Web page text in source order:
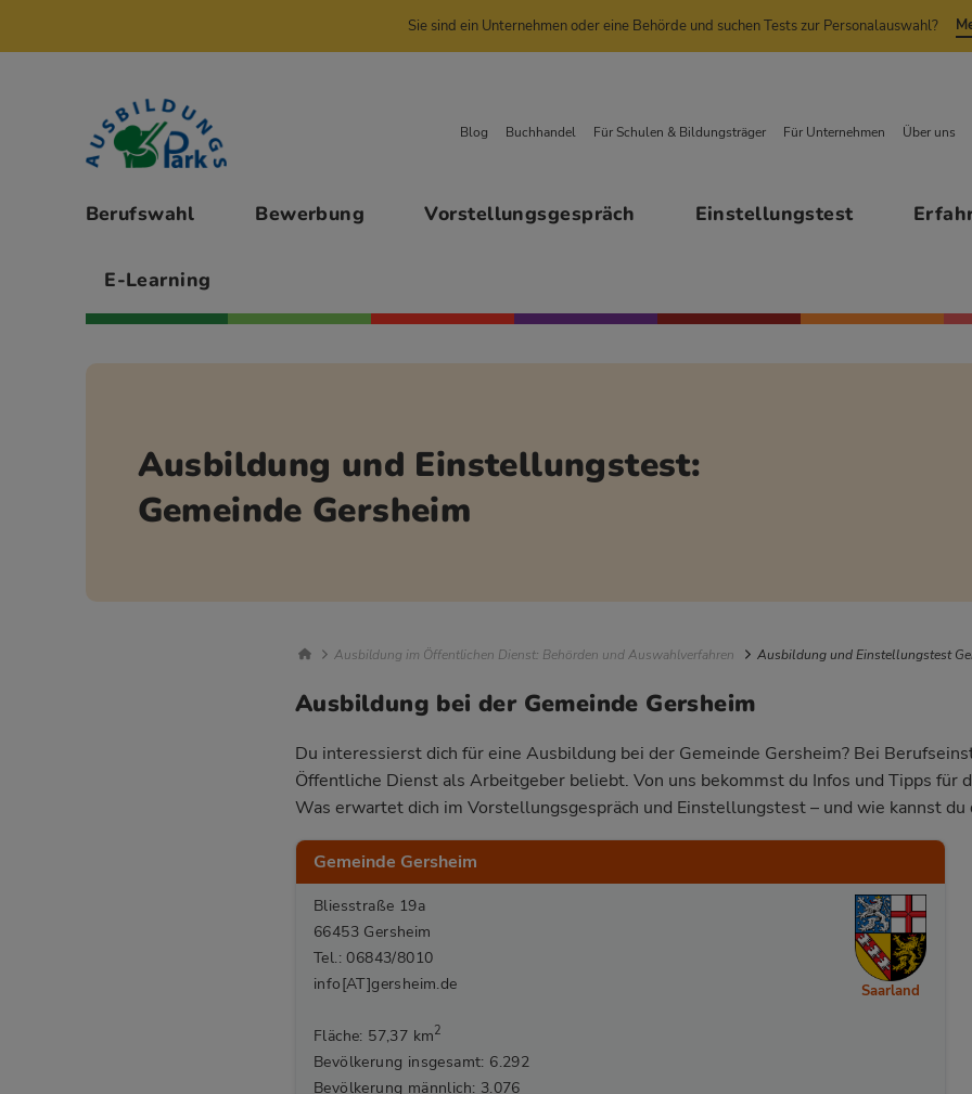
Sie sind ein Unternehmen oder eine Behörde und suchen Tests zur Personalauswahl?
Berufswahl Bewerbung Vorstellungsgespräch Einstellungstest
E-Learning
Blog Buchhandel Für Schulen & Bildungsträger Für Unternehmen Über uns
Ausbildung und Einstellungstest:
Gemeinde Gersheim
Breadcrumb Navigation
Ausbildung im Öffentlichen Dienst: Behörden und Auswahlverfahren Ausbildung und Einstellungstest
Ausbildung bei der Gemeinde Gersheim
Du interessierst dich für eine Ausbildung bei der Gemeinde Gersheim? Bei
Öffentliche Dienst als Arbeitgeber beliebt. Von uns bekommst du Infos und Tipps für
Was erwartet dich im Vorstellungsgespräch und Einstellungstest – und wie kannst du
Gemeinde Gersheim
Bliesstraße 19a
66453 Gersheim
Tel.: 06843/8010
info[AT]gersheim.de
Fläche: 57,37 km2
Bevölkerung insgesamt: 6.292
Bevölkerung männlich: 3.076
Saarland